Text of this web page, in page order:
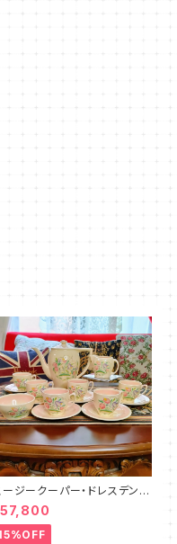
ージークーパー・ドレスデンス
イ・フルセット（ピンク）SCD